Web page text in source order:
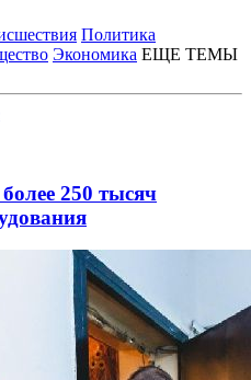
Политика
Экономика ЕЩЕ ТЕМЫ
250 тысяч